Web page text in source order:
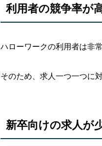
利用者の競争率が
ハローワークの利用者は非
そのため、求人一つ一つに
新卒向けの求人が